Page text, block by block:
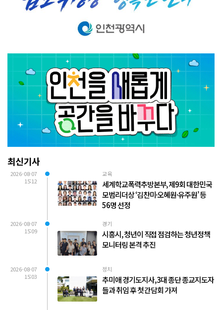
최신기사
2026-08-07
15:12
교육
세계학교폭력추방본부, 제9회 대한민국
모범리더상 ‘김찬미·오혜원·유주원’ 등
56명 선정
2026-08-07
15:09
경기
시흥시, 청년이 직접 점검하는 청년정책
모니터링 본격 추진
2026-08-07
15:03
정치
추미애 경기도지사, 3대 종단 종교지도자
들과 취임 후 첫 간담회 가져